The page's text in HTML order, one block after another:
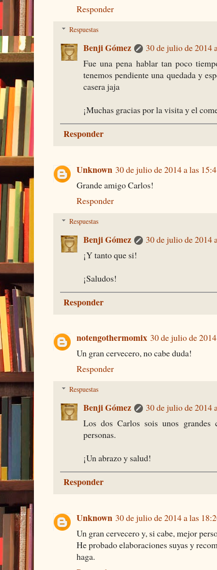
Responder
Respuestas
Benji Gómez
30 de julio de 2014
Fue una pena hablar tan poco
tenemos pendiente una quedada y
casera jaja
¡Muchas gracias por la visita y el
Responder
Unknown 30 de julio de 2014 a las
Grande amigo Carlos!
Responder
Respuestas
Benji Gómez
30 de julio de 2014
¡Y tanto que si!
¡Saludos!
Responder
notengothermomix 30 de julio de
Un gran cervecero, no cabe duda!
Responder
Respuestas
Benji Gómez
30 de julio de 2014
Los dos Carlos sois unos grandes
personas.
¡Un abrazo y salud!
Responder
Unknown 30 de julio de 2014 a las
Un gran cervecero y, si cabe, mejor
He probado elaboraciones suyas y
haga.